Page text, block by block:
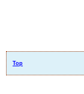
Top